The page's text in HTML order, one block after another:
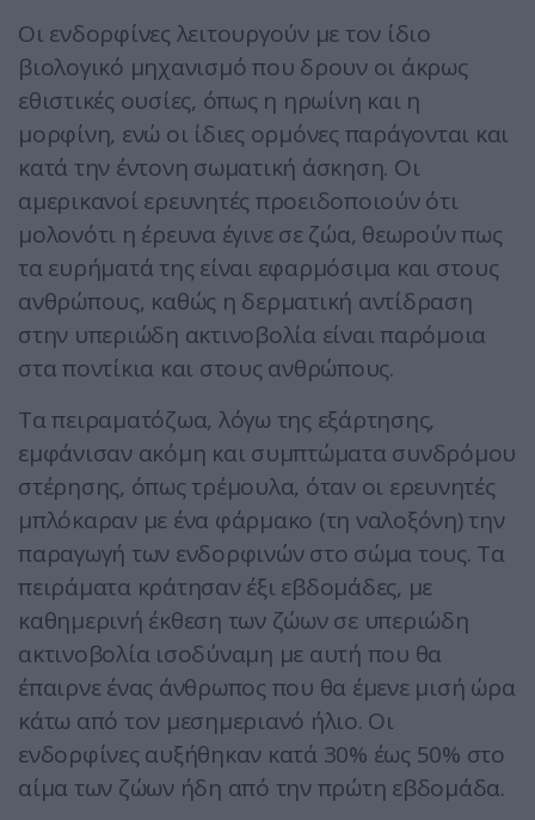
Οι ενδορφίνες λειτουργούν με τον ίδιο
βιολογικό μηχανισμό που δρουν οι άκρως
εθιστικές ουσίες, όπως η ηρωίνη και η
μορφίνη, ενώ οι ίδιες ορμόνες παράγονται και
κατά την έντονη σωματική άσκηση. Οι
αμερικανοί ερευνητές προειδοποιούν ότι
μολονότι η έρευνα έγινε σε ζώα, θεωρούν πως
τα ευρήματά της είναι εφαρμόσιμα και στους
ανθρώπους, καθώς η δερματική αντίδραση
στην υπεριώδη ακτινοβολία είναι παρόμοια
στα ποντίκια και στους ανθρώπους.
Τα πειραματόζωα, λόγω της εξάρτησης,
εμφάνισαν ακόμη και συμπτώματα συνδρόμου
στέρησης, όπως τρέμουλα, όταν οι ερευνητές
μπλόκαραν με ένα φάρμακο (τη ναλοξόνη) την
παραγωγή των ενδορφινών στο σώμα τους. Τα
πειράματα κράτησαν έξι εβδομάδες, με
καθημερινή έκθεση των ζώων σε υπεριώδη
ακτινοβολία ισοδύναμη με αυτή που θα
έπαιρνε ένας άνθρωπος που θα έμενε μισή ώρα
κάτω από τον μεσημεριανό ήλιο. Οι
ενδορφίνες αυξήθηκαν κατά 30% έως 50% στο
αίμα των ζώων ήδη από την πρώτη εβδομάδα.